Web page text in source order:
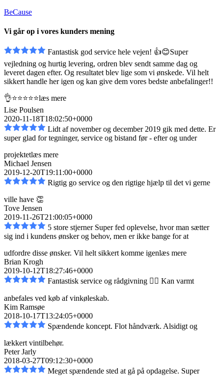
BeCause
Vi går op i vores kunders mening
Fantastisk god service hele vejen! 👍😊Super
vejledning og hurtig levering, ordren blev sendt samme dag og
leveret dagen efter. Og resultatet blev lige som vi ønskede. Vil helt
sikkert handle her igen og kan give dem vores bedste anbefalinger!!
👌⭐️⭐️⭐️⭐️⭐️læs mere
Lise Poulsen
2020-11-18T18:02:50+0000
Lidt af november og december 2019 gik med dette. Er
super glad for tegninger, service og bistand før - efter og under
projektetlæs mere
Michael Jensen
2019-12-20T19:11:00+0000
Rigtig go service og den rigtige hjælp til det vi gerne
ville have 👏
Tove Jensen
2019-11-26T21:00:05+0000
5 store stjerner Super fed oplevelse, hvor man sætter
sig ind i kundens ønsker og behov, men erikke bange for at
udfordre disse ønsker. Vil helt sikkert komme igenlæs mere
Brian Krogh
2019-10-12T18:27:46+0000
Fantastisk service og rådgivning 👌🏼 Kan varmt
anbefales ved køb af vinkøleskab.
Kim Ramsøe
2018-10-17T13:24:05+0000
Spændende koncept. Flot håndværk. Alsidigt og
lækkert vintilbehør.
Peter Jarly
2018-03-27T09:12:30+0000
Meget spændende sted at gå på opdagelse. Super